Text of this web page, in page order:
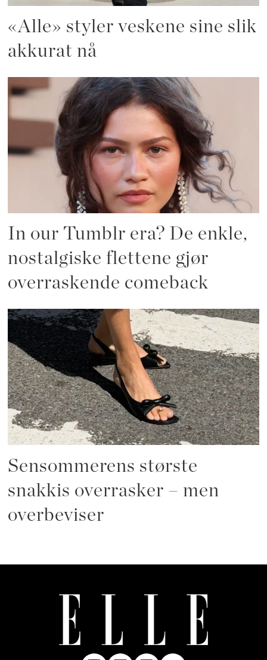
«Alle» styler veskene sine slik
akkurat nå
In our Tumblr era? De enkle,
nostalgiske flettene gjør
overraskende comeback
Sensommerens største
snakkis overrasker – men
overbeviser